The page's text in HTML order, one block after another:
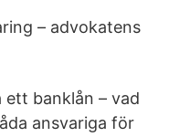
– advokatens
banklån – vad
ansvariga för